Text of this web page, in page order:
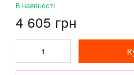
В наявності
4 605 грн